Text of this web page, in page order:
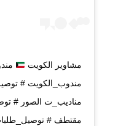
مشاوير الكويت
مندوب_الكويت #
مناديب_ت الصور #
مقتطف #